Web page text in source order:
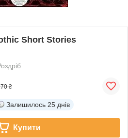
Short Stories
₴
Залишилось 25 днів
Купити